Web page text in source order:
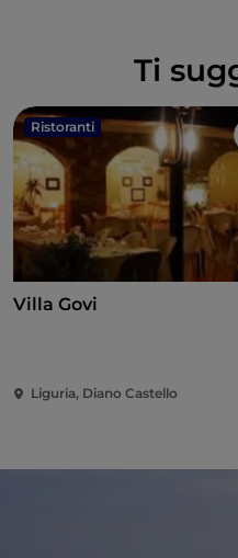
Ti
Ristoranti
Villa Govi
Liguria, Diano Castello